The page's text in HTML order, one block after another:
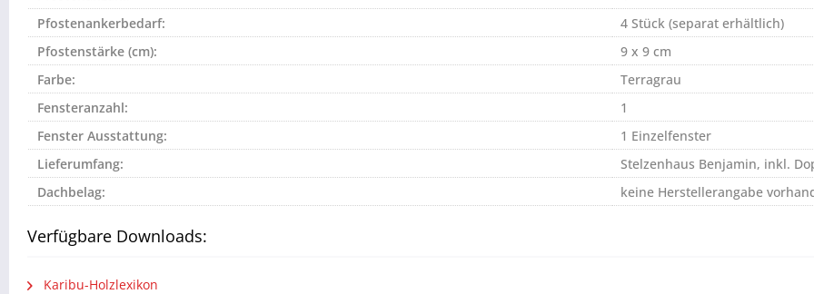
Pfostenankerbedarf:
4 Stück (separat erhältlich)
Pfostenstärke (cm):
9 x 9 cm
Farbe:
Terragrau
Fensteranzahl:
1
Fenster Ausstattung:
1 Einzelfenster
Lieferumfang:
Stelzenhaus Benjamin, inkl.
Dachbelag:
keine Herstellerangabe
Verfügbare Downloads:
Karibu-Holzlexikon